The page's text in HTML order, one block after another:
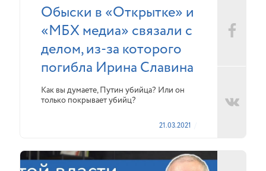
Обыски в «Открытке» и
«МБХ медиа» связали с
делом, из-за которого
погибла Ирина Славина
Как вы думаете, Путин убийца? Или он
только покрывает убийц?
21.03.2021